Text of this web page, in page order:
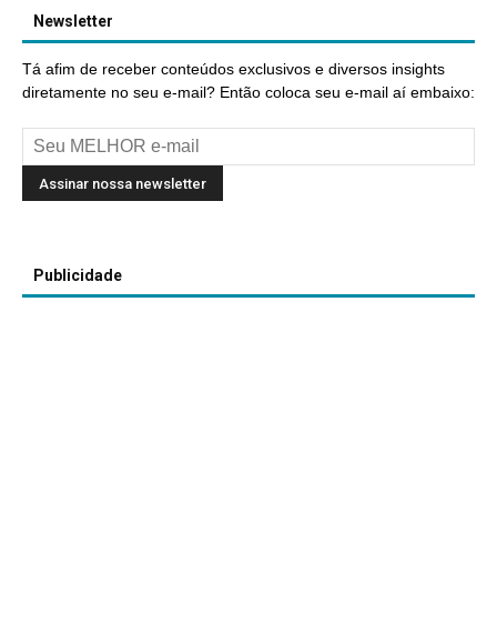
Newsletter
Tá afim de receber conteúdos exclusivos e diversos insights
diretamente no seu e-mail? Então coloca seu e-mail aí embaixo:
Publicidade